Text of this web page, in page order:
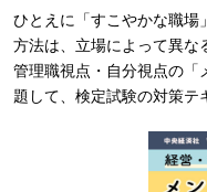
ひとえに「すこやかな職場
方法は、立場によって異な
管理職視点・自分視点の「
題して、検定試験の対策テ